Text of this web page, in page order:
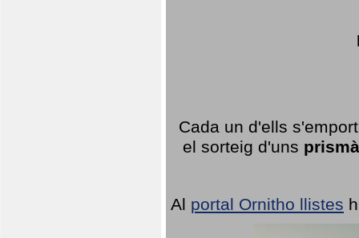
Cada un d'ells
el sorteig d'uns
Al portal Ornitho llistes